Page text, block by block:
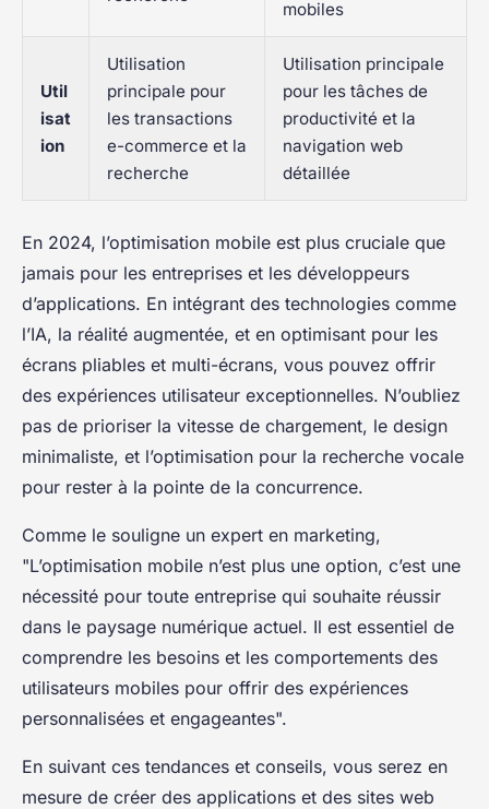
mobiles
Util
isat
ion
Utilisation
principale pour
les transactions
e-commerce et la
recherche
Utilisation principale
pour les tâches de
productivité et la
navigation web
détaillée
En 2024, l’optimisation mobile est plus cruciale que
jamais pour les entreprises et les développeurs
d’applications. En intégrant des technologies comme
l’IA, la réalité augmentée, et en optimisant pour les
écrans pliables et multi-écrans, vous pouvez offrir
des expériences utilisateur exceptionnelles. N’oubliez
pas de prioriser la vitesse de chargement, le design
minimaliste, et l’optimisation pour la recherche vocale
pour rester à la pointe de la concurrence.
Comme le souligne un expert en marketing,
"L’optimisation mobile n’est plus une option, c’est une
nécessité pour toute entreprise qui souhaite réussir
dans le paysage numérique actuel. Il est essentiel de
comprendre les besoins et les comportements des
utilisateurs mobiles pour offrir des expériences
personnalisées et engageantes".
En suivant ces tendances et conseils, vous serez en
mesure de créer des applications et des sites web